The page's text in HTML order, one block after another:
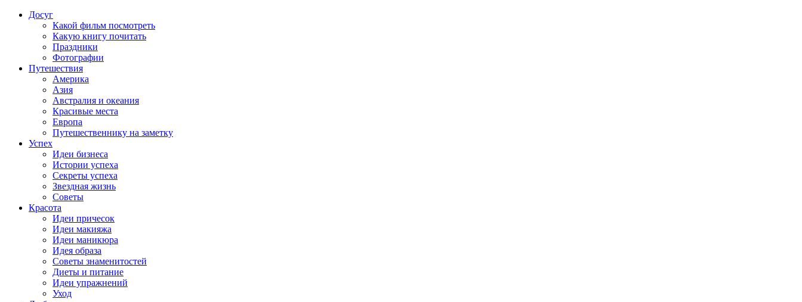
Досуг
Какой фильм посмотреть
Какую книгу почитать
Праздники
Фотографии
Путешествия
Америка
Азия
Австралия и океания
Красивые места
Европа
Путешественнику на заметку
Успех
Идеи бизнеса
Истории успеха
Секреты успеха
Звездная жизнь
Советы
Красота
Идеи причесок
Идеи макияжа
Идеи маникюра
Идея образа
Советы знаменитостей
Диеты и питание
Идеи упражнений
Уход